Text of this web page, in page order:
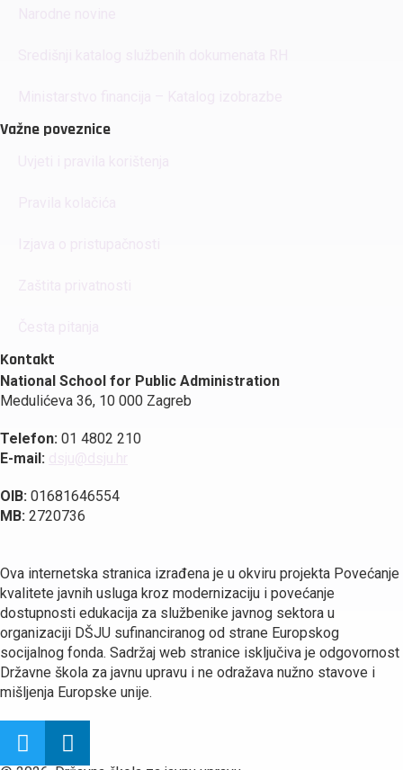
Važne poveznice
Kontakt
National School for Public Administration
Medulićeva 36, 10 000 Zagreb
Telefon: 01 4802 210
E-mail:
OIB: 01681646554
MB: 2720736
Ova internetska stranica izrađena je u okviru projekta Povećanje
kvalitete javnih usluga kroz modernizaciju i povećanje
dostupnosti edukacija za službenike javnog sektora u
organizaciji DŠJU sufinanciranog od strane Europskog
socijalnog fonda. Sadržaj web stranice isključiva je odgovornost
Državne škola za javnu upravu i ne odražava nužno stavove i
mišljenja Europske unije.